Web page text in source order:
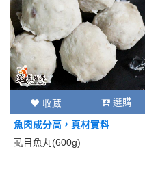
收藏 選購
魚肉成分高，真材實料
虱目魚丸(600g)